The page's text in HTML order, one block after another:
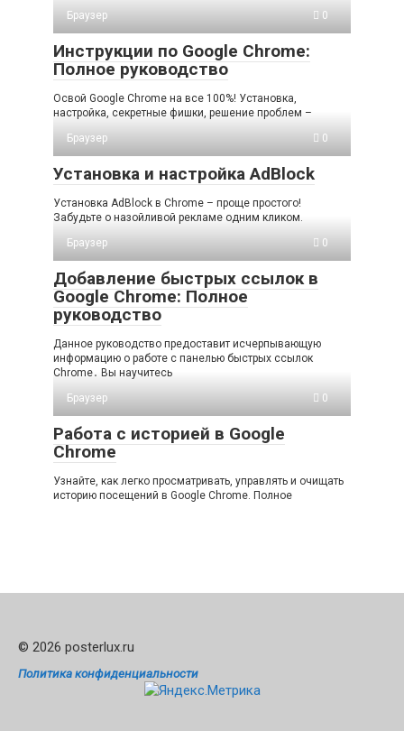
Браузер 0
Инструкции по Google Chrome:
Полное руководство
Освой Google Chrome на все 100%! Установка,
настройка, секретные фишки, решение проблем –
Браузер
0
Установка и настройка AdBlock
Установка AdBlock в Chrome – проще простого!
Забудьте о назойливой рекламе одним кликом.
Браузер
0
Добавление быстрых ссылок в
Google Chrome: Полное
руководство
Данное руководство предоставит исчерпывающую
информацию о работе с панелью быстрых ссылок
Chrome․ Вы научитесь
Браузер
0
Работа с историей в Google
Chrome
Узнайте, как легко просматривать, управлять и очищать
историю посещений в Google Chrome. Полное
© 2026 posterlux.ru
Политика конфиденциальности